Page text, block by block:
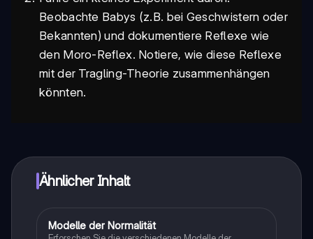
Beobachte Babys (z.B. bei Geschwistern oder
Bekannten) und dokumentiere Reflexe wie
den Moro-Reflex. Notiere, wie diese Reflexe
mit der Tragling-Theorie zusammenhängen
könnten.
Ähnlicher Inhalt
Psychologie
Modelle der Normalität